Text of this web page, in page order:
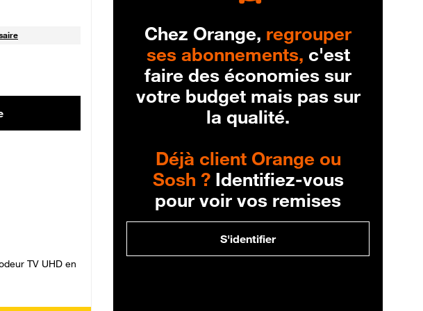
TV UHD en
Chez Orange, regrouper
ses abonnements, c'est
faire des économies sur
votre budget mais pas sur
la qualité.
Déjà client Orange ou
Sosh ?Identifiez-vous
pour voir vos remises
S'identifier